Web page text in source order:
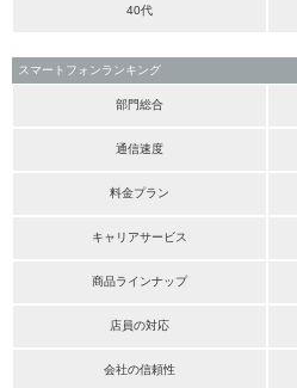
40代
スマートフォンランキング
部門総合
通信速度
料金プラン
キャリアサービス
商品ラインナップ
店員の対応
会社の信頼性